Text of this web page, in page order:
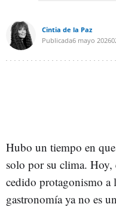
Cintia de la Paz
Publicada6 mayo 2026
Hubo un tiempo en
solo por su clima. Hoy,
cedido protagonismo a
gastronomía ya no es